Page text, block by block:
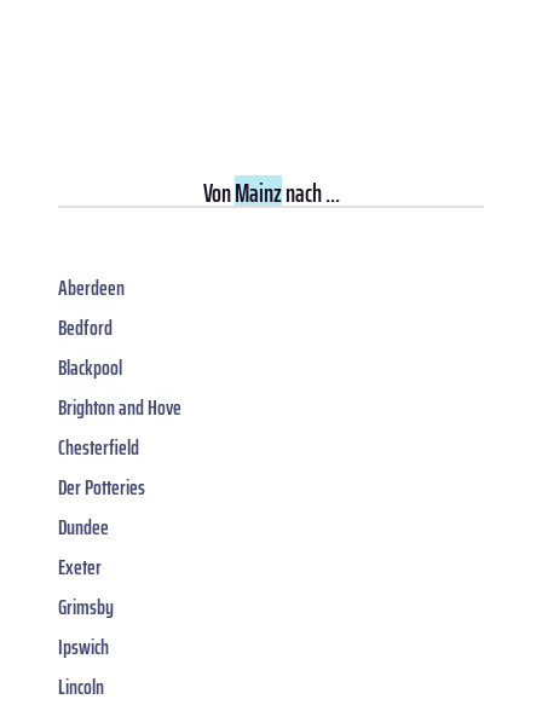
VonMainznach ...
Aberdeen
Bedford
Blackpool
Brighton and Hove
Chesterfield
Der Potteries
Dundee
Exeter
Grimsby
Ipswich
Lincoln